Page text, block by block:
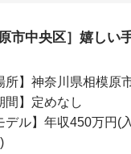
原市中央区］嬉し
所】神奈川県相模原
間】定めなし
デル】年収450万円